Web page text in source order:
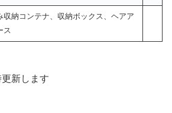
収納コンテナ、収納ボックス、ヘアア
ス
新します